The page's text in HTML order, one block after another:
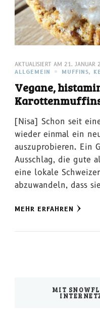
AKTUALISIERT AM 21. JANUAR
ALLGEMEIN
MUFFINS,
Vegane,
[Nisa] Schon seit
wieder einmal ein
auszuprobieren. Ein
Ausschlag, die gute
eine lokale
abzuwandeln, dass
MEHR ERFAHREN
MIT